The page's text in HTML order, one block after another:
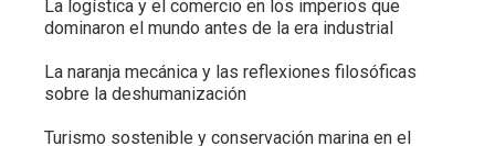
La logística y el comercio en los imperios que
dominaron el mundo antes de la era industrial
La naranja mecánica y las reflexiones filosóficas
sobre la deshumanización
Turismo sostenible y conservación marina en el